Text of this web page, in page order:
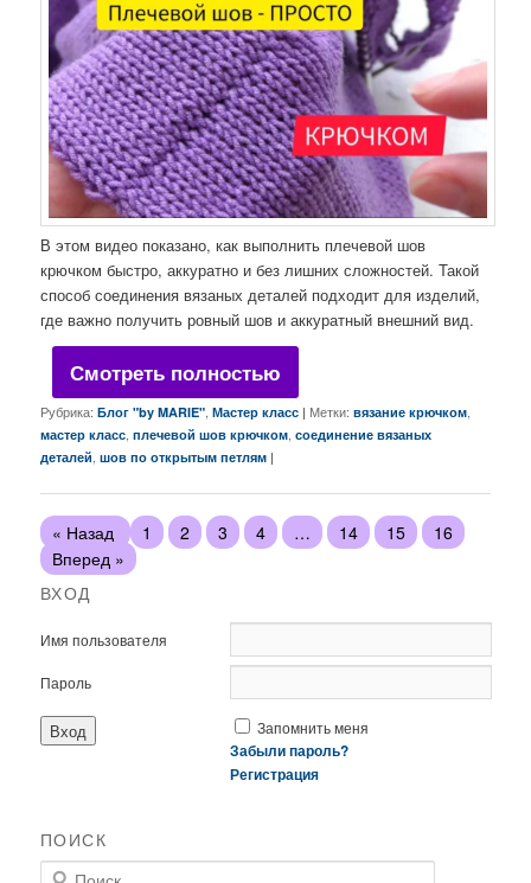
В этом видео показано, как выполнить плечевой шов
крючком быстро, аккуратно и без лишних сложностей. Такой
способ соединения вязаных деталей подходит для изделий,
где важно получить ровный шов и аккуратный внешний вид.
Смотреть полностью
Рубрика: Блог "by MARIE" ,Мастер класс | Метки: вязание крючком
мастер класс ,плечевой шов крючком ,соединение вязаных
деталей ,шов по открытым петлям |
« Назад 1 2 3 4 … 14 15
16
Вперед »
ВХОД
Имя пользователя
Пароль
Запомнить меня
Забыли пароль?
Регистрация
ПОИСК
Поиск